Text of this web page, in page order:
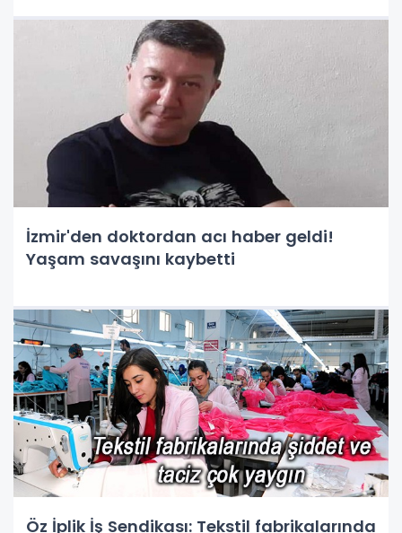
İzmir'den doktordan acı haber geldi!
Yaşam savaşını kaybetti
Öz İplik İş Sendikası: Tekstil fabrikalarında